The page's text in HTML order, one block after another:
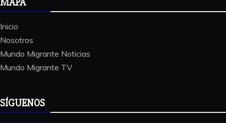
Inicio
Nosotros
Mundo Migrante Noticias
Mundo Migrante TV
SÍGUENOS